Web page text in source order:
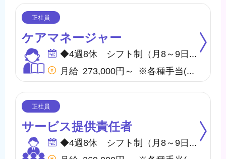
ケアマネージャー
サービス提供責任者